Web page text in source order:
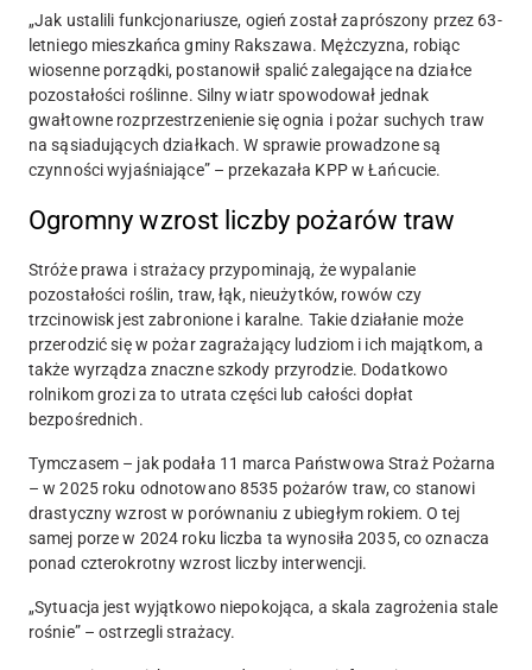
„Jak ustalili funkcjonariusze, ogień został zaprószony przez 63-
letniego mieszkańca gminy Rakszawa. Mężczyzna, robiąc
wiosenne porządki, postanowił spalić zalegające na działce
pozostałości roślinne. Silny wiatr spowodował jednak
gwałtowne rozprzestrzenienie się ognia i pożar suchych traw
na sąsiadujących działkach. W sprawie prowadzone są
czynności wyjaśniające” – przekazała KPP w Łańcucie.
Ogromny wzrost liczby pożarów traw
Stróże prawa i strażacy przypominają, że wypalanie
pozostałości roślin, traw, łąk, nieużytków, rowów czy
trzcinowisk jest zabronione i karalne. Takie działanie może
przerodzić się w pożar zagrażający ludziom i ich majątkom, a
także wyrządza znaczne szkody przyrodzie. Dodatkowo
rolnikom grozi za to utrata części lub całości dopłat
bezpośrednich.
Tymczasem – jak podała 11 marca Państwowa Straż Pożarna
–w 2025 roku odnotowano 8535 pożarów traw, co stanowi
drastyczny wzrost w porównaniu z ubiegłym rokiem. O tej
samej porze w 2024 roku liczba ta wynosiła 2035, co oznacza
ponad czterokrotny wzrost liczby interwencji.
„Sytuacja jest wyjątkowo niepokojąca, a skala zagrożenia stale
rośnie” – ostrzegli strażacy.